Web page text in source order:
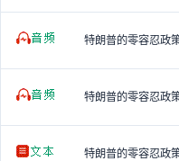
特朗普的零容忍政
特朗普的零容忍政
特朗普的零容忍政